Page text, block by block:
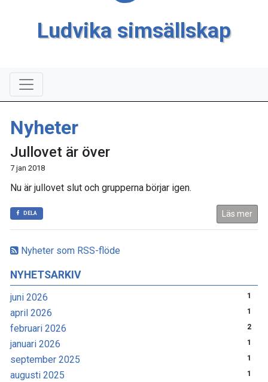
Ludvika simsällskap
Nyheter som RSS-flöde
NYHETSARKIV
juni 2026 1
april 2026 1
februari 2026 2
januari 2026 1
september 2025 1
augusti 2025 1
Nyheter
Jullovet är över
7 jan 2018
Nu är jullovet slut och grupperna börjar igen.
DELA Läs mer